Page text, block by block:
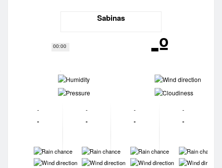
00:00
Sabinas
-º
-
-
-
-
-
-
-
-
-
-
-
-
-
-
-
-
-
-
-
-